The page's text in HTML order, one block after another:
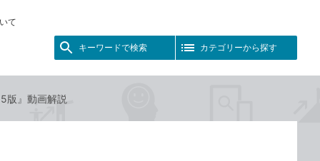
て
キーワードで検索 カテゴリーから探す
版』動画解説